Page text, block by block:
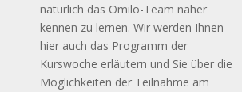
natürlich das Omilo-Team näher
kennen zu lernen. Wir werden Ihnen
hier auch das Programm der
Kurswoche erläutern und Sie über die
Möglichkeiten der Teilnahme am